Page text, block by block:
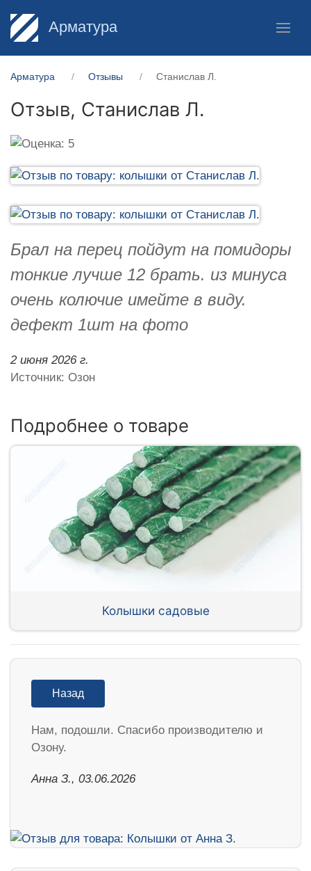
Арматура
Арматура Отзывы Станислав Л.
Отзыв, Станислав Л.
Брал на перец пойдут на помидоры
тонкие лучше 12 брать. из минуса
очень колючие имейте в виду.
дефект 1шт на фото
2 июня 2026 г.
Источник: Озон
Подробнее о товаре
Колышки садовые
Назад
Нам, подошли. Спасибо производителю и
Озону.
Анна З., 03.06.2026